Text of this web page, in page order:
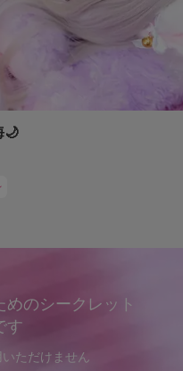
🌙
めのシークレット
す
ただけません